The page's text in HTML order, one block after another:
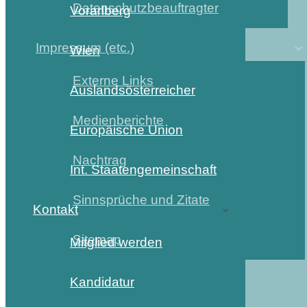
Datenschutzbeauftragter
Impressum (etc.)
Externe Links
Medienberichte
Nachtrag
Sinnsprüche und Zitate
Sitemap
Vorarlberg
Wien
Auslandsösterreicher
Europäische Union
Int. Staatengemeinschaft
Kontakt
Mitglied werden
Kandidatur